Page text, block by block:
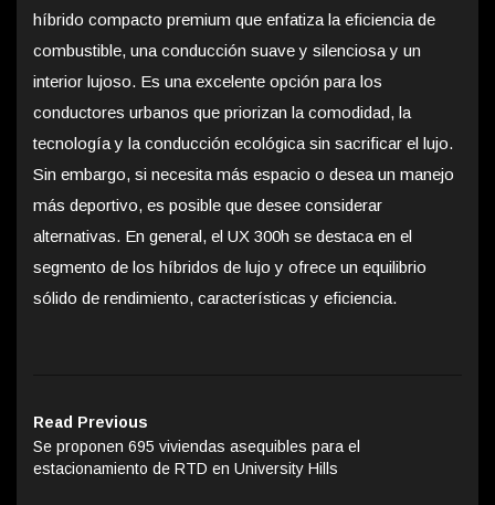
híbrido compacto premium que enfatiza la eficiencia de
combustible, una conducción suave y silenciosa y un
interior lujoso. Es una excelente opción para los
conductores urbanos que priorizan la comodidad, la
tecnología y la conducción ecológica sin sacrificar el lujo.
Sin embargo, si necesita más espacio o desea un manejo
más deportivo, es posible que desee considerar
alternativas. En general, el UX 300h se destaca en el
segmento de los híbridos de lujo y ofrece un equilibrio
sólido de rendimiento, características y eficiencia.
Read Previous
Se proponen 695 viviendas asequibles para el
estacionamiento de RTD en University Hills